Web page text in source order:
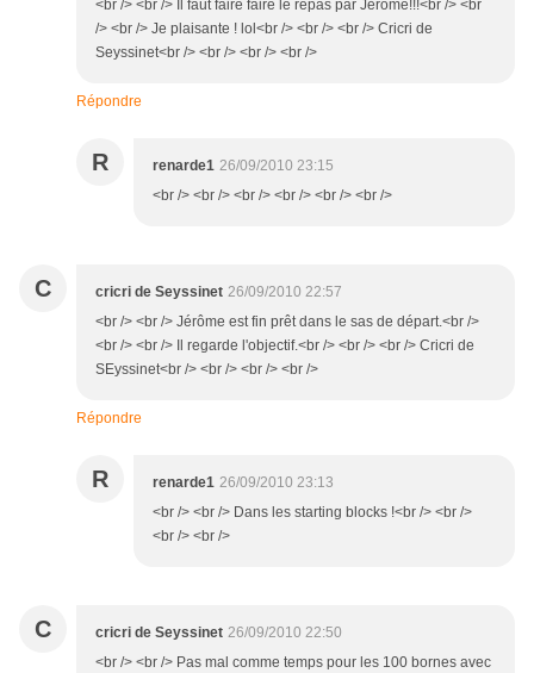
<br /> <br /> Il faut faire faire le repas par Jérome!!!<br /> <br
/> <br /> Je plaisante ! lol<br /> <br /> <br /> Cricri de
Seyssinet<br /> <br /> <br /> <br />
Répondre
R renarde1 26/09/2010 23:15
<br /> <br /> <br /> <br /> <br /> <br />
C cricri de Seyssinet 26/09/2010 22:57
<br /> <br /> Jérôme est fin prêt dans le sas de départ.<br />
<br /> <br /> Il regarde l'objectif.<br /> <br /> <br /> Cricri de
SEyssinet<br /> <br /> <br /> <br />
Répondre
R renarde1 26/09/2010 23:13
<br /> <br /> Dans les starting blocks !<br /> <br />
<br /> <br />
C cricri de Seyssinet 26/09/2010 22:50
<br /> <br /> Pas mal comme temps pour les 100 bornes avec